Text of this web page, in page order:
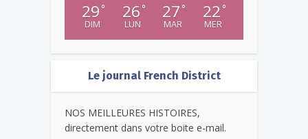
29 °
DIM
26 °
LUN
27 °
MAR
22 °
MER
Le journal French District
NOS MEILLEURES HISTOIRES,
directement dans votre boite e-mail.